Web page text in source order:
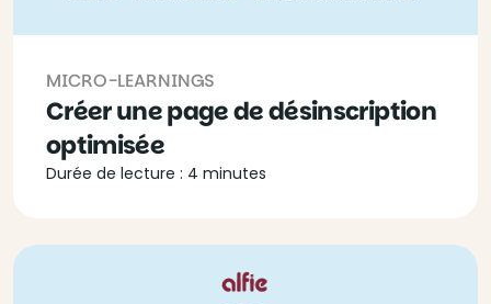
MICRO-LEARNINGS
Créer une page de désinscription
optimisée
Durée de lecture : 4 minutes